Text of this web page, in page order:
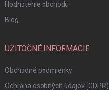
Hodnotenie obchodu
Blog
UŽITOČNÉ INFORMÁCIE
Obchodné podmienky
Ochrana osobných údajov (GDPR)